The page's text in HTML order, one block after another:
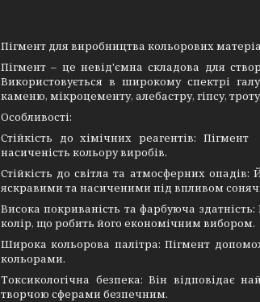
Пігмент для виробництва кольорових
Пігмент – це невід'ємна складова для
Використовується в широкому спектрі
каменю, мікроцементу, алебастру, гіпсу,
Особливості:
Стійкість до хімічних реагентів:
насиченість кольору виробів.
Стійкість до світла та атмосферних
яскравими та насиченими під впливом
Висока покриваність та фарбуюча
колір, що робить його економічним вибором.
Широка кольорова палітра: Пігмент
кольорами.
Токсикологічна безпека: Він відповідає
творчою сферами безпечним.